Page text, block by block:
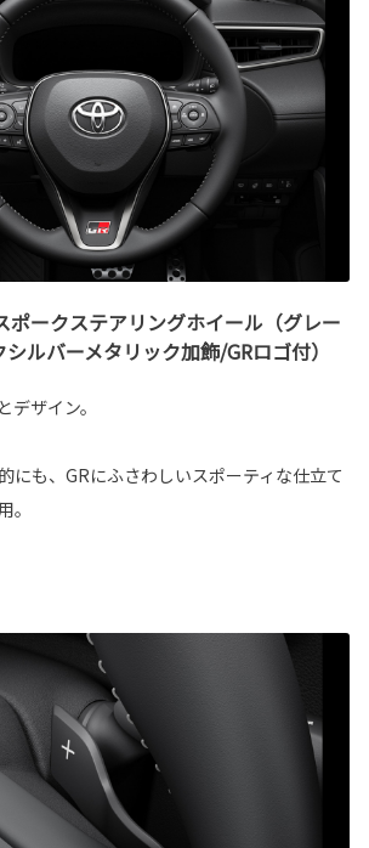
ポークステアリングホイール（グレー
ルバーメタリック加飾/GRロゴ付）
デザイン。
にも、GRにふさわしいスポーティな仕立て
。